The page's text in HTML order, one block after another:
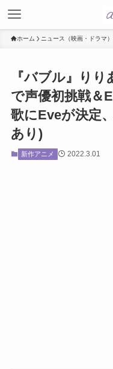
ホーム ニュース（映画・ドラマ）
『バブル』り
で声優初挑戦＆
歌にEveが決定
あり)
新作アニメ 2022.3.01